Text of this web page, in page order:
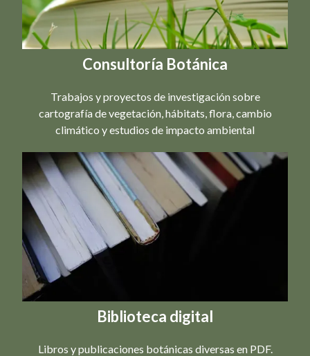
Consultoría Botánica
Trabajos y proyectos de investigación sobre
cartografía de vegetación, hábitats, flora, cambio
climático y estudios de impacto ambiental
Biblioteca digital
Libros y publicaciones botánicas diversas en PDF.